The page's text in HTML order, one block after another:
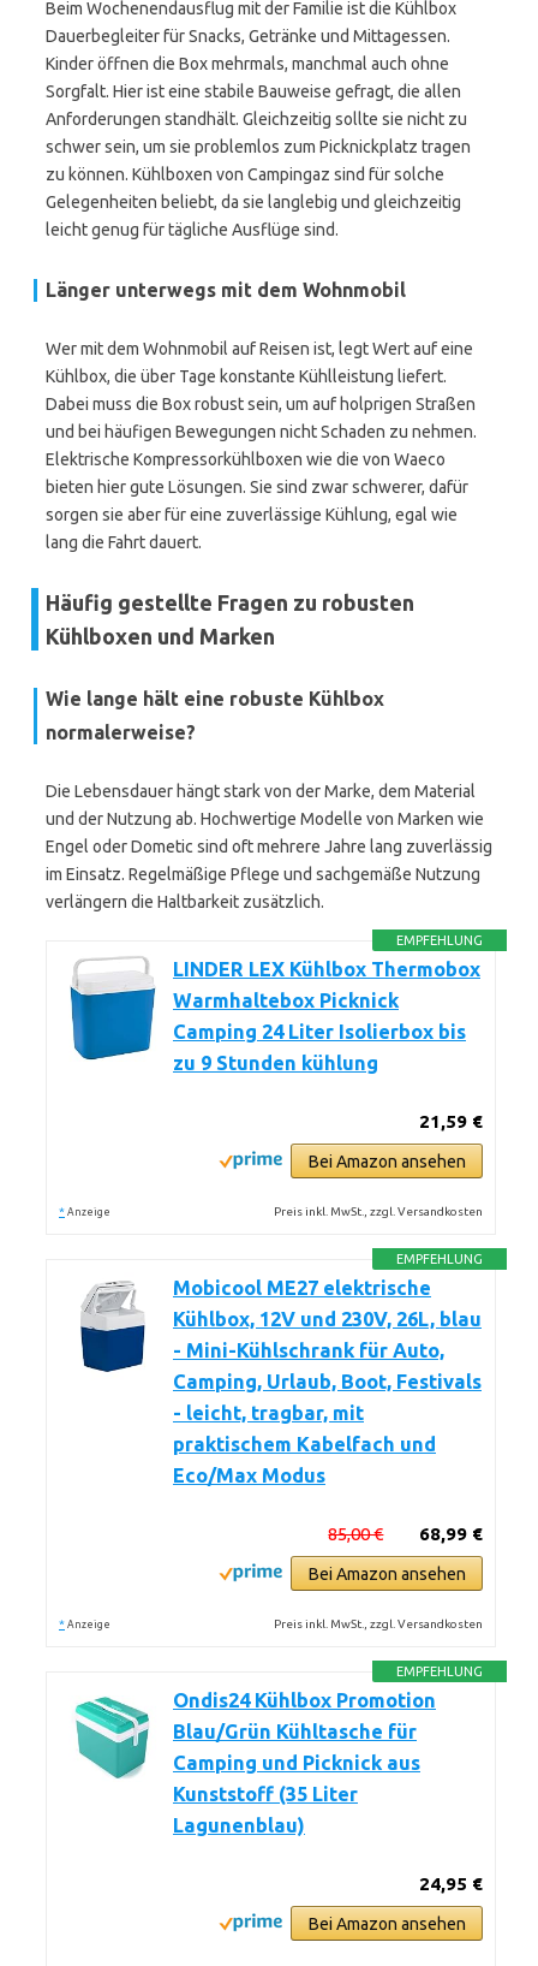
Beim Wochenendausflug mit der Familie ist die Kühlbox
Dauerbegleiter für Snacks, Getränke und Mittagessen.
Kinder öffnen die Box mehrmals, manchmal auch ohne
Sorgfalt. Hier ist eine stabile Bauweise gefragt, die allen
Anforderungen standhält. Gleichzeitig sollte sie nicht zu
schwer sein, um sie problemlos zum Picknickplatz tragen
zu können. Kühlboxen von Campingaz sind für solche
Gelegenheiten beliebt, da sie langlebig und gleichzeitig
leicht genug für tägliche Ausflüge sind.
Länger unterwegs mit dem Wohnmobil
Wer mit dem Wohnmobil auf Reisen ist, legt Wert auf eine
Kühlbox, die über Tage konstante Kühlleistung liefert.
Dabei muss die Box robust sein, um auf holprigen Straßen
und bei häufigen Bewegungen nicht Schaden zu nehmen.
Elektrische Kompressorkühlboxen wie die von Waeco
bieten hier gute Lösungen. Sie sind zwar schwerer, dafür
sorgen sie aber für eine zuverlässige Kühlung, egal wie
lang die Fahrt dauert.
Häufig gestellte Fragen zu robusten
Kühlboxen und Marken
Wie lange hält eine robuste Kühlbox
normalerweise?
Die Lebensdauer hängt stark von der Marke, dem Material
und der Nutzung ab. Hochwertige Modelle von Marken wie
Engel oder Dometic sind oft mehrere Jahre lang zuverlässig
im Einsatz. Regelmäßige Pflege und sachgemäße Nutzung
verlängern die Haltbarkeit zusätzlich.
EMPFEHLUNG
LINDER LEX Kühlbox Thermobox
Warmhaltebox Picknick
Camping 24 Liter Isolierbox bis
zu 9 Stunden kühlung
21,59 €
Bei Amazon ansehen
* Anzeige Preis inkl. MwSt., zzgl. Versandkosten
EMPFEHLUNG
Mobicool ME27 elektrische
Kühlbox, 12V und 230V, 26L, blau
- Mini-Kühlschrank für Auto,
Camping, Urlaub, Boot, Festivals
- leicht, tragbar, mit
praktischem Kabelfach und
Eco/Max Modus
68,99 €
85,00 €
Bei Amazon ansehen
* Anzeige Preis inkl. MwSt., zzgl. Versandkosten
EMPFEHLUNG
Ondis24 Kühlbox Promotion
Blau/Grün Kühltasche für
Camping und Picknick aus
Kunststoff (35 Liter
Lagunenblau)
24,95 €
Bei Amazon ansehen